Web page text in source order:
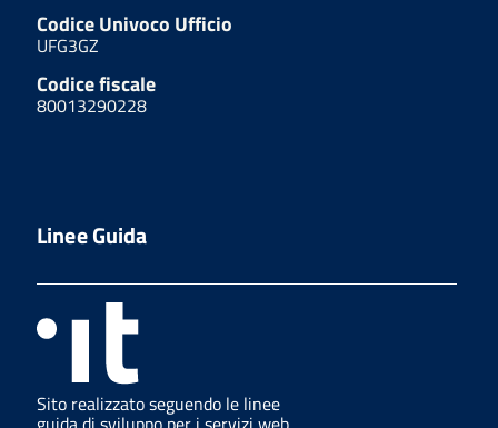
Codice Univoco Ufficio
UFG3GZ
Codice fiscale
80013290228
Linee Guida
Sito realizzato seguendo le linee